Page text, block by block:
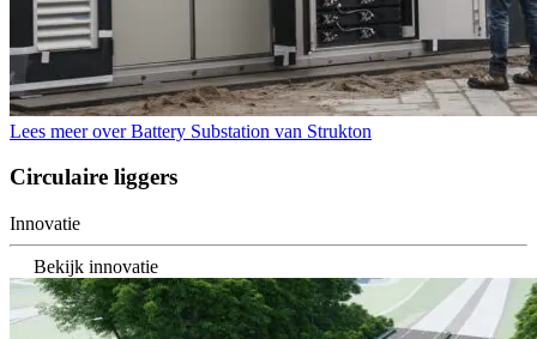
Lees meer over Battery Substation van Strukton
Circulaire liggers
Innovatie
Bekijk innovatie